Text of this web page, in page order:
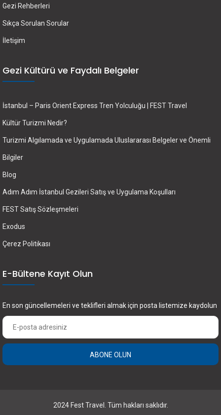
Gezi Rehberleri
Sıkça Sorulan Sorular
İletişim
Gezi Kültürü ve Faydalı Belgeler
İstanbul – Paris Orient Express Tren Yolculuğu | FEST Travel
Kültür Turizmi Nedir?
Turizmi Algılamada ve Uygulamada Uluslararası Belgeler ve Önemli
Bilgiler
Blog
Adım Adım İstanbul Gezileri Satış ve Uygulama Koşulları
FEST Satış Sözleşmeleri
Exodus
Çerez Politikası
E-Bültene Kayıt Olun
En son güncellemeleri ve teklifleri almak için posta listemize kaydolun
ABONE OLUN
2024 Fest Travel. Tüm hakları saklıdır.